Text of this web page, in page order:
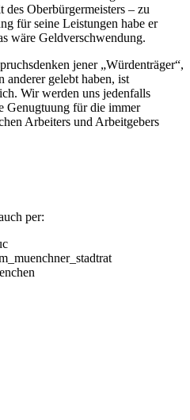
Oberbürgermeisters – zu
für seine Leistungen habe er
wäre Geldverschwendung.
jener „Würdenträger“,
anderer gelebt haben, ist
Wir werden uns jedenfalls
Genugtuung für die immer
Arbeiters und Arbeitgebers
per: